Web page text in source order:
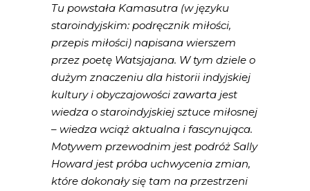
Tu powstała Kamasutra (w języku
staroindyjskim: podręcznik miłości,
przepis miłości) napisana wierszem
przez poetę Watsjajana. W tym dziele o
dużym znaczeniu dla historii indyjskiej
kultury i obyczajowości zawarta jest
wiedza o staroindyjskiej sztuce miłosnej
– wiedza wciąż aktualna i fascynująca.
Motywem przewodnim jest podróż Sally
Howard jest próba uchwycenia zmian,
które dokonały się tam na przestrzeni